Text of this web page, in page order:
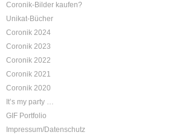
Coronik-Bilder kaufen?
Unikat-Bücher
Coronik 2024
Coronik 2023
Coronik 2022
Coronik 2021
Coronik 2020
It’s my party …
GIF Portfolio
Impressum/Datenschutz